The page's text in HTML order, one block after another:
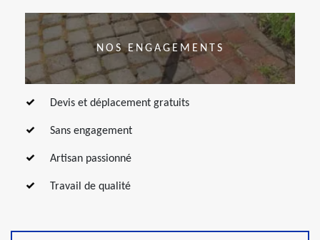
NOS ENGAGEMENTS
Devis et déplacement gratuits
Sans engagement
Artisan passionné
Travail de qualité